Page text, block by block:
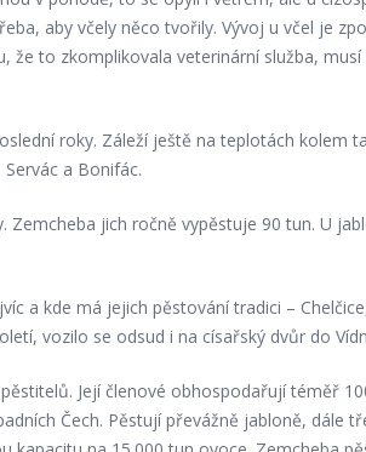
aby včely něco tvořily. Vývoj u včel je
že to zkomplikovala veterinární služba,
roky. Záleží ještě na teplotách kolem
a Bonifác.
jich ročně vypěstuje 90 tun. U
a kde má jejich pěstování tradici –
vozilo se odsud i na císařský dvůr do
Její členové obhospodařují téměř
Čech. Pěstují převážně jabloně, dále